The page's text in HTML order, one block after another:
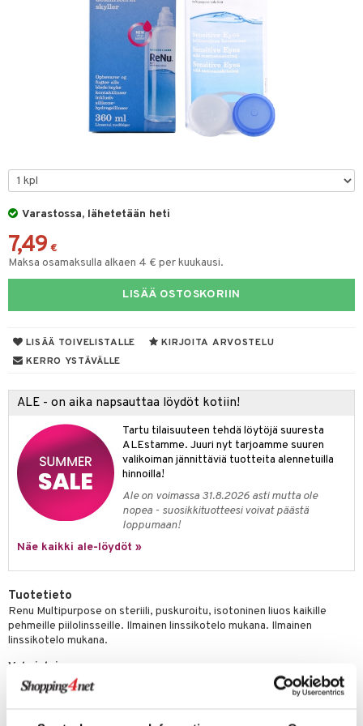
Varastossa, lähetetään heti
7,49 €
Maksa osamaksulla alkaen 4 € per kuukausi.
LISÄÄ OSTOSKORIIN
LISÄÄ TOIVELISTALLE
KIRJOITA ARVOSTELU
KERRO YSTÄVÄLLE
ALE - on aika napsauttaa löydöt kotiin!
Tartu tilaisuuteen tehdä löytöjä suuresta
ALEstamme. Juuri nyt tarjoamme suuren
valikoiman jännittäviä tuotteita alennetuilla
hinnoilla!
Ale on voimassa 31.8.2026 asti mutta ole
nopea - suosikkituotteesi voivat päästä
loppumaan!
Näe kaikki ale-löydöt »
Tuotetieto
Renu Multipurpose on steriili, puskuroitu, isotoninen liuos kaikille
pehmeille piilolinsseille. Ilmainen linssikotelo mukana. Ilmainen
linssikotelo mukana.
Valmistaja
Bausch & Lomb
Pakkaus
& vastauksia